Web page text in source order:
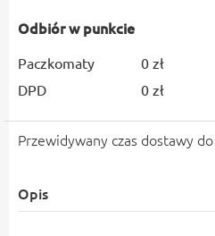
Odbiór w punkcie
Paczkomaty
0 zł
DPD
0 zł
Przewidywany czas dostawy
Opis